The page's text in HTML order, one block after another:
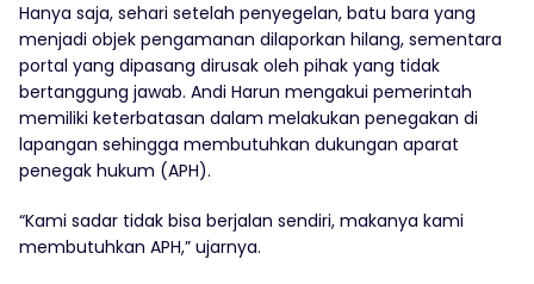
Hanya saja, sehari setelah penyegelan, batu bara yang
menjadi objek pengamanan dilaporkan hilang, sementara
portal yang dipasang dirusak oleh pihak yang tidak
bertanggung jawab. Andi Harun mengakui pemerintah
memiliki keterbatasan dalam melakukan penegakan di
lapangan sehingga membutuhkan dukungan aparat
penegak hukum (APH).
“Kami sadar tidak bisa berjalan sendiri, makanya kami
membutuhkan APH,” ujarnya.